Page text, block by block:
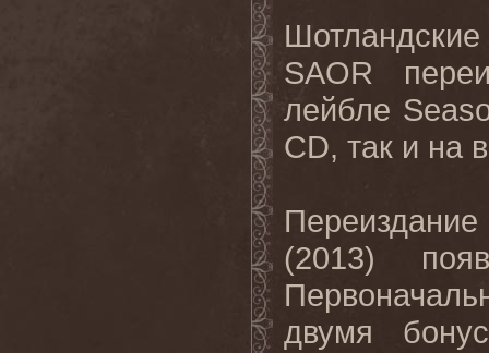
SAOR
лейбле
CD, так и на
(2013)
двумя